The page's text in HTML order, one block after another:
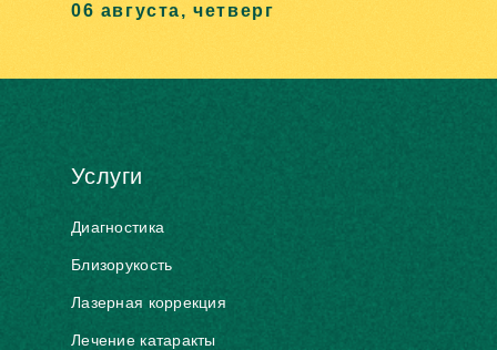
06 августа, четверг
Услуги
Диагностика
Близорукость
Лазерная коррекция
Лечение катаракты